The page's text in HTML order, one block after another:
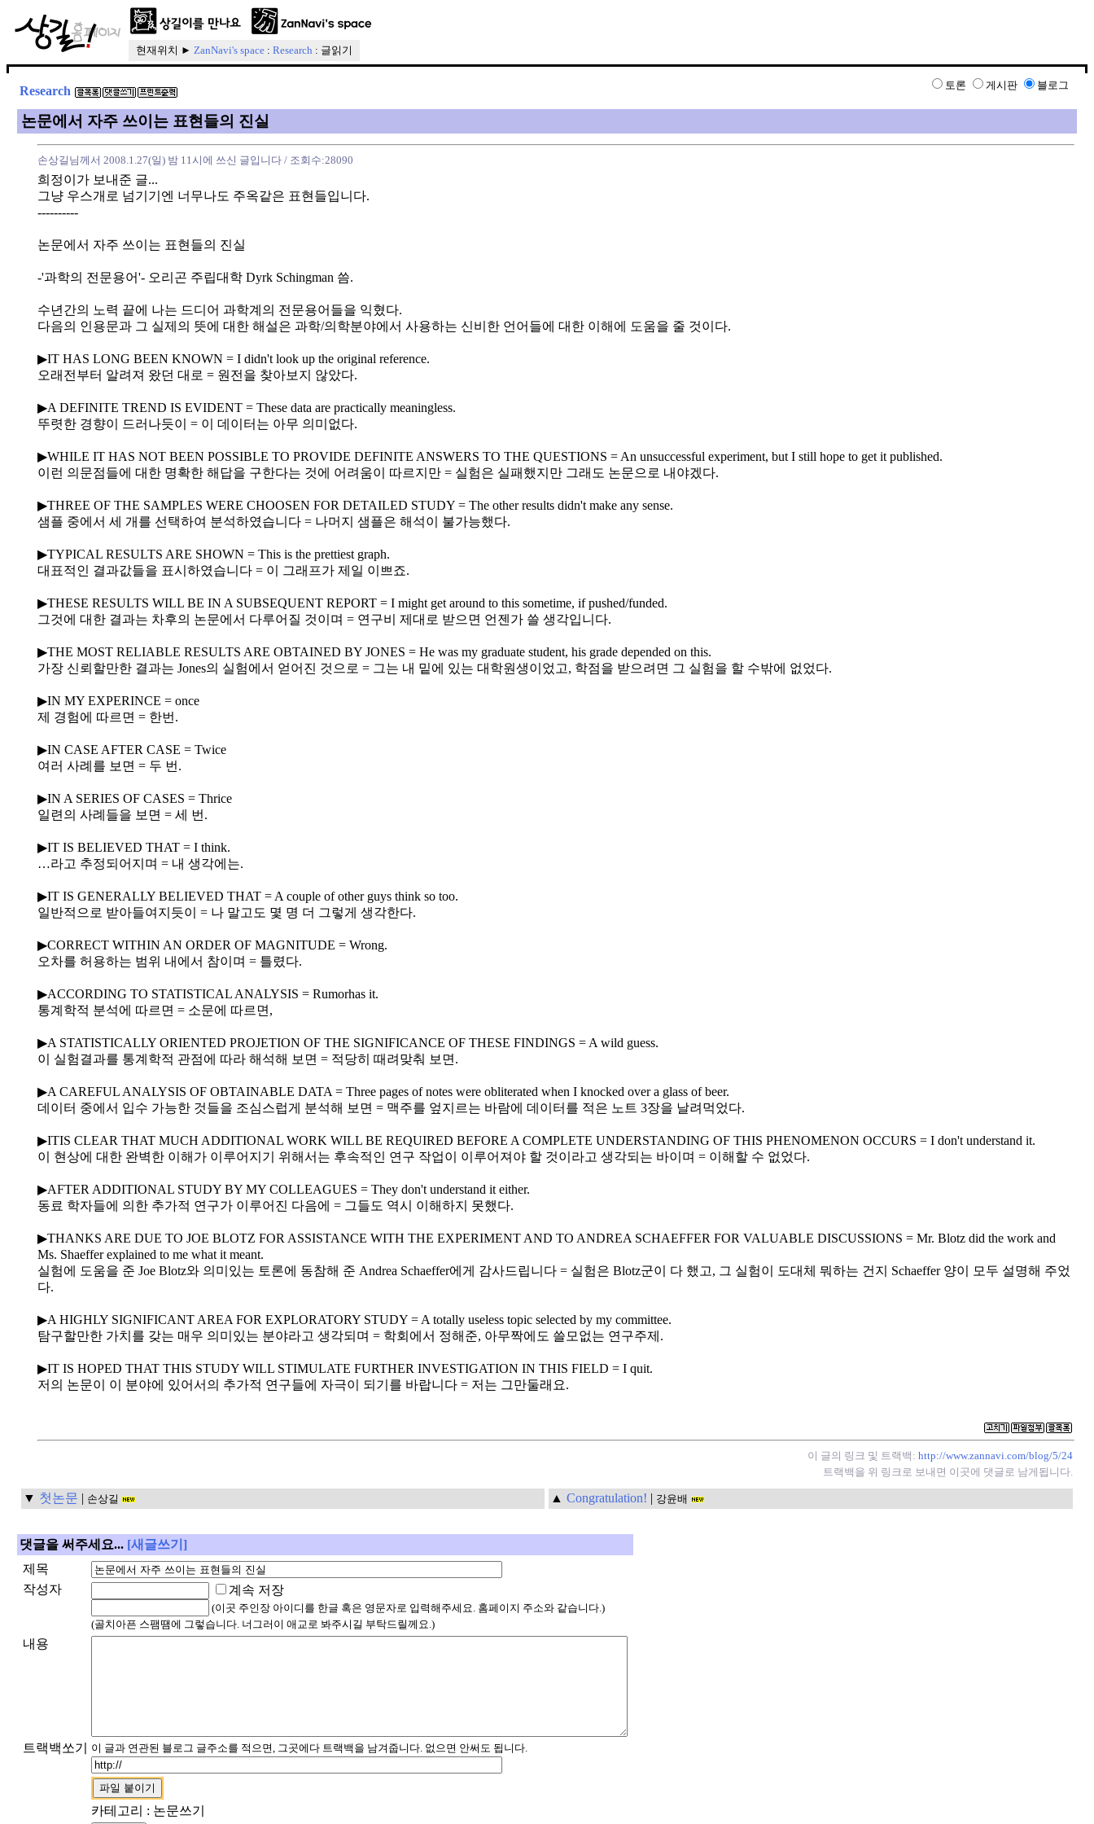
현재위치 ► ZanNavi's space : Research : 글읽기
Research 토론 게시판 블로그
논문에서 자주 쓰이는 표현들의 진실
손상길님께서 2008.1.27(일) 밤 11시에 쓰신 글입니다 / 조회수:28090
희정이가 보내준 글...
그냥 우스개로 넘기기엔 너무나도 주옥같은 표현들입니다.
----------
논문에서 자주 쓰이는 표현들의 진실
-'과학의 전문용어'- 오리곤 주립대학 Dyrk Schingman 씀.
수년간의 노력 끝에 나는 드디어 과학계의 전문용어들을 익혔다.
다음의 인용문과 그 실제의 뜻에 대한 해설은 과학/의학분야에서 사용하는 신비한 언어들에 대한 이해에 도움을 줄 것이다.
▶IT HAS LONG BEEN KNOWN = I didn't look up the original reference.
오래전부터 알려져 왔던 대로 = 원전을 찾아보지 않았다.
▶A DEFINITE TREND IS EVIDENT = These data are practically meaningless.
뚜렷한 경향이 드러나듯이 = 이 데이터는 아무 의미없다.
▶WHILE IT HAS NOT BEEN POSSIBLE TO PROVIDE DEFINITE ANSWERS TO THE QUESTIONS = An unsuccessful experiment, but I still hope to get it published.
이런 의문점들에 대한 명확한 해답을 구한다는 것에 어려움이 따르지만 = 실험은 실패했지만 그래도 논문으로 내야겠다.
▶THREE OF THE SAMPLES WERE CHOOSEN FOR DETAILED STUDY = The other results didn't make any sense.
샘플 중에서 세 개를 선택하여 분석하였습니다 = 나머지 샘플은 해석이 불가능했다.
▶TYPICAL RESULTS ARE SHOWN = This is the prettiest graph.
대표적인 결과값들을 표시하였습니다 = 이 그래프가 제일 이쁘죠.
▶THESE RESULTS WILL BE IN A SUBSEQUENT REPORT = I might get around to this sometime, if pushed/funded.
그것에 대한 결과는 차후의 논문에서 다루어질 것이며 = 연구비 제대로 받으면 언젠가 쓸 생각입니다.
▶THE MOST RELIABLE RESULTS ARE OBTAINED BY JONES = He was my graduate student, his grade depended on this.
가장 신뢰할만한 결과는 Jones의 실험에서 얻어진 것으로 = 그는 내 밑에 있는 대학원생이었고, 학점을 받으려면 그 실험을 할 수밖에 없었다.
▶IN MY EXPERINCE = once
제 경험에 따르면 = 한번.
▶IN CASE AFTER CASE = Twice
여러 사례를 보면 = 두 번.
▶IN A SERIES OF CASES = Thrice
일련의 사례들을 보면 = 세 번.
▶IT IS BELIEVED THAT = I think.
…라고 추정되어지며 = 내 생각에는.
▶IT IS GENERALLY BELIEVED THAT = A couple of other guys think so too.
일반적으로 받아들여지듯이 = 나 말고도 몇 명 더 그렇게 생각한다.
▶CORRECT WITHIN AN ORDER OF MAGNITUDE = Wrong.
오차를 허용하는 범위 내에서 참이며 = 틀렸다.
▶ACCORDING TO STATISTICAL ANALYSIS = Rumorhas it.
통계학적 분석에 따르면 = 소문에 따르면,
▶A STATISTICALLY ORIENTED PROJETION OF THE SIGNIFICANCE OF THESE FINDINGS = A wild guess.
이 실험결과를 통계학적 관점에 따라 해석해 보면 = 적당히 때려맞춰 보면.
▶A CAREFUL ANALYSIS OF OBTAINABLE DATA = Three pages of notes were obliterated when I knocked over a glass of beer.
데이터 중에서 입수 가능한 것들을 조심스럽게 분석해 보면 = 맥주를 엎지르는 바람에 데이터를 적은 노트 3장을 날려먹었다.
▶ITIS CLEAR THAT MUCH ADDITIONAL WORK WILL BE REQUIRED BEFORE A COMPLETE UNDERSTANDING OF THIS PHENOMENON OCCURS = I don't understand it.
이 현상에 대한 완벽한 이해가 이루어지기 위해서는 후속적인 연구 작업이 이루어져야 할 것이라고 생각되는 바이며 = 이해할 수 없었다.
▶AFTER ADDITIONAL STUDY BY MY COLLEAGUES = They don't understand it either.
동료 학자들에 의한 추가적 연구가 이루어진 다음에 = 그들도 역시 이해하지 못했다.
▶THANKS ARE DUE TO JOE BLOTZ FOR ASSISTANCE WITH THE EXPERIMENT AND TO ANDREA SCHAEFFER FOR VALUABLE DISCUSSIONS = Mr. Blotz did the work and
Ms. Shaeffer explained to me what it meant.
실험에 도움을 준 Joe Blotz와 의미있는 토론에 동참해 준 Andrea Schaeffer에게 감사드립니다 = 실험은 Blotz군이 다 했고, 그 실험이 도대체 뭐하는 건지 Schaeffer 양이 모두 설명해 주었
다.
▶A HIGHLY SIGNIFICANT AREA FOR EXPLORATORY STUDY = A totally useless topic selected by my committee.
탐구할만한 가치를 갖는 매우 의미있는 분야라고 생각되며 = 학회에서 정해준, 아무짝에도 쓸모없는 연구주제.
▶IT IS HOPED THAT THIS STUDY WILL STIMULATE FURTHER INVESTIGATION IN THIS FIELD = I quit.
저의 논문이 이 분야에 있어서의 추가적 연구들에 자극이 되기를 바랍니다 = 저는 그만둘래요.
이 글의 링크 및 트랙백: http://www.zannavi.com/blog/5/24
트랙백을 위 링크로 보내면 이곳에 댓글로 남게됩니다.
▼ 첫논문 | 손상길 ▲ Congratulation! | 강윤배
댓글을 써주세요... [새글쓰기]
제목
작성자
계속 저장
(이곳 주인장 아이디를 한글 혹은 영문자로 입력해주세요. 홈페이지 주소와 같습니다.)
(골치아픈 스팸땜에 그렇습니다. 너그러이 애교로 봐주시길 부탁드릴께요.)
내용
트랙백쏘기 이 글과 연관된 블로그 글주소를 적으면, 그곳에다 트랙백을 남겨줍니다. 없으면 안써도 됩니다.
카테고리 : 논문쓰기